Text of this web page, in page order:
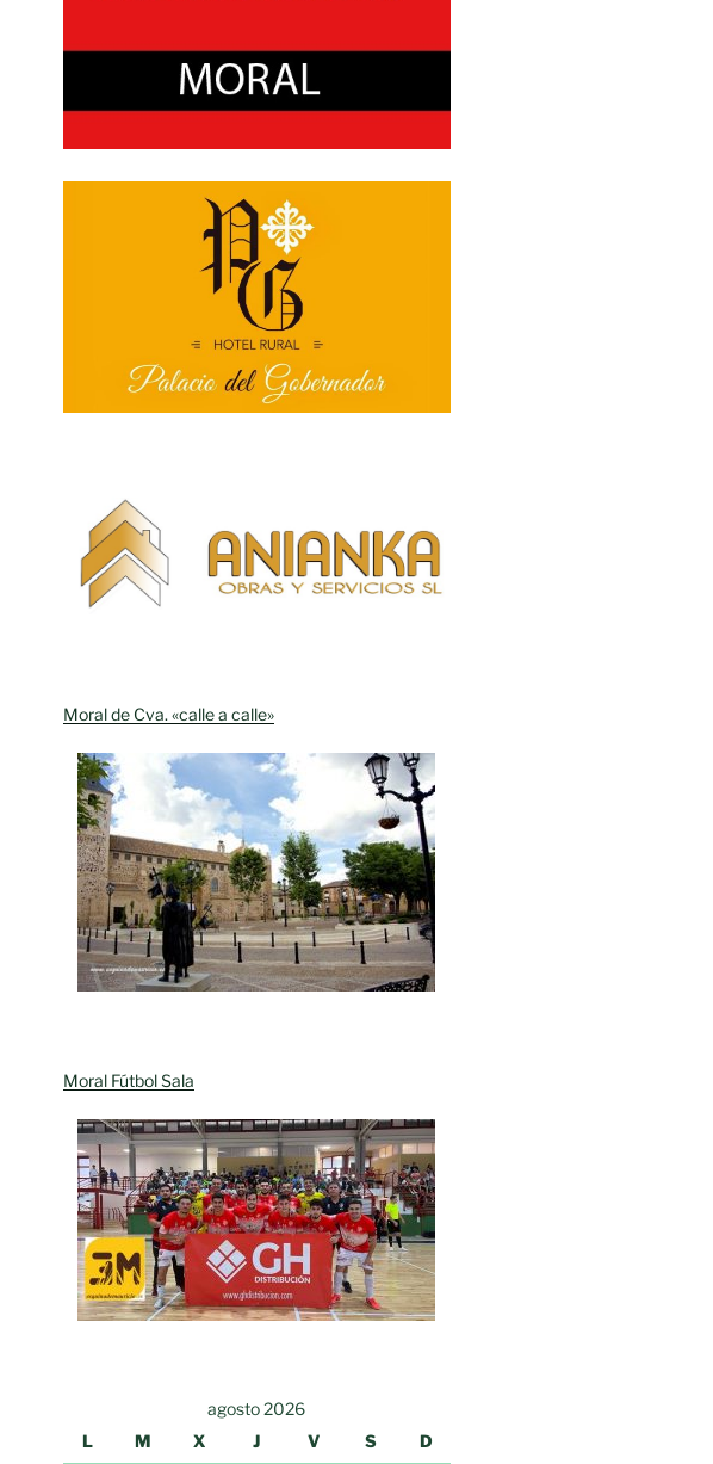
Moral de Cva. «calle a calle»
Moral Fútbol Sala
agosto 2026
L
M X J V S D